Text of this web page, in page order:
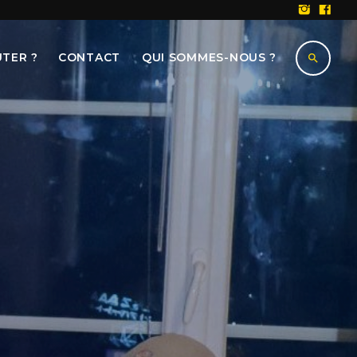
? CONTACT QUI SOMMES-NOUS ? search